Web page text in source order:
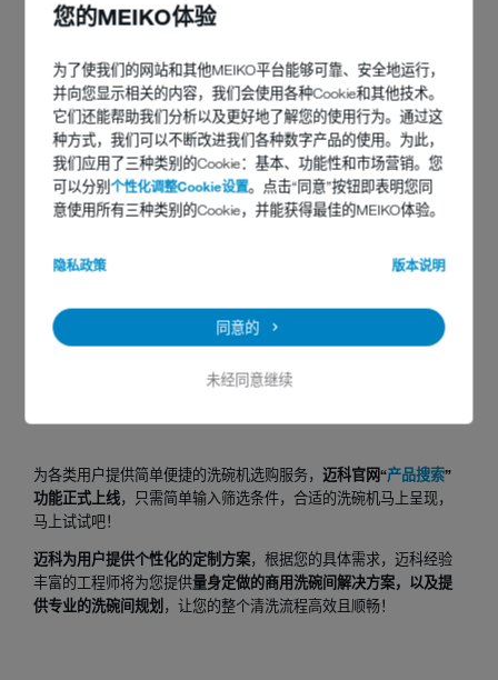
您的MEIKO体验
为了使我们的网站和其他MEIKO平台能够可靠、安全地运行，
并向您显示相关的内容，我们会使用各种Cookie和其他技术。
它们还能帮助我们分析以及更好地了解您的使用行为。通过这
种方式，我们可以不断改进我们各种数字产品的使用。为此，
我们应用了三种类别的Cookie：基本、功能性和市场营销。您
可以分别个性化调整Cookie设置。点击“同意”按钮即表明您同
意使用所有三种类别的Cookie，并能获得最佳的MEIKO体验。
隐私政策 版本说明
同意的
未经同意继续
理论洗涤能力：2800-9700碟/小时
适用餐具：所有餐具
注：UPster B 系列和M-iQ系列洗碗机为非标设备，根据客户不同的
洗涤需求，有多种不同配置。
洗涤量大、紧凑型厨房或洗碗间
UPster K系列
超高的洗涤能效，占据空间少，
理论洗涤能力：170-340篮/小时
为各类用户提供简单便捷的洗碗机选购服务， 迈科官网“产品搜索”
功能正式上线，只需简单输入筛选条件，合适的洗碗机马上呈现，
马上试试吧！
迈科为用户提供个性化的定制方案，根据您的具体需求，迈科经验
丰富的工程师将为您提供量身定做的商用洗碗间解决方案，以及提
供专业的洗碗间规划 ，让您的整个清洗流程高效且顺畅！